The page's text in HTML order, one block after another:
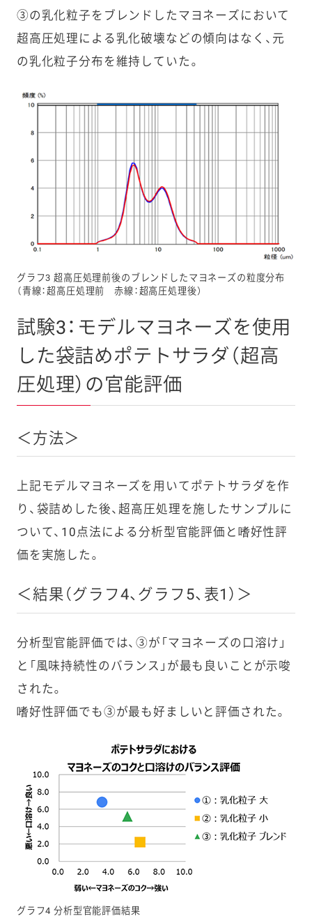
③の乳化粒子をブレンドしたマヨネーズにおいて
超高圧処理による乳化破壊などの傾向はなく、元
の乳化粒子分布を維持していた。
グラフ3 超高圧処理前後のブレンドしたマヨネーズの粒度分布
（青線：超高圧処理前 赤線：超高圧処理後）
試験3：モデルマヨネーズを使用
した袋詰めポテトサラダ（超高
圧処理）の官能評価
＜方法＞
上記モデルマヨネーズを用いてポテトサラダを作
り、袋詰めした後、超高圧処理を施したサンプルに
ついて、 10 点法による分析型官能評価と嗜好性評
価を実施した。
＜結果（グラフ4、グラフ5、表1）＞
分析型官能評価では、③が「マヨネーズの口溶け」
と「風味持続性のバランス」が最も良いことが示唆
された。
嗜好性評価でも③が最も好ましいと評価された。
グラフ4 分析型官能評価結果